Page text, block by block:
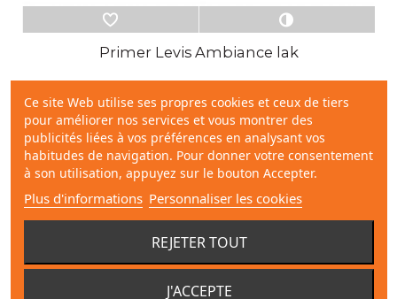
Primer Levis Ambiance lak
Levis
A partir de
34,85 €
Ajouter au panier
Ce site Web utilise ses propres cookies et ceux de tiers
pour améliorer nos services et vous montrer des
publicités liées à vos préférences en analysant vos
habitudes de navigation. Pour donner votre consentement
à son utilisation, appuyez sur le bouton Accepter.
Plus d'informations Personnaliser les cookies
REJETER TOUT
J'ACCEPTE